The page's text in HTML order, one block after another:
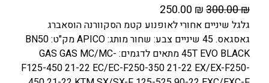
300.00₪
ה
מ
ח
י
ר
250.00 ₪
מ
ח
י
ר
גלגל שיניים אחורי לאופנוע קטמ הסקוורנה הוסאברג
גאסגאס. 45 שיניים צבע: שחור מותג: APICO מק"ט: BN50
45T EVO BLACK מתאים לדגמים: GAS GAS MC/MC-
F125-450 21-22 EC/EC-F250-350 21-22 EX/EX-F250-